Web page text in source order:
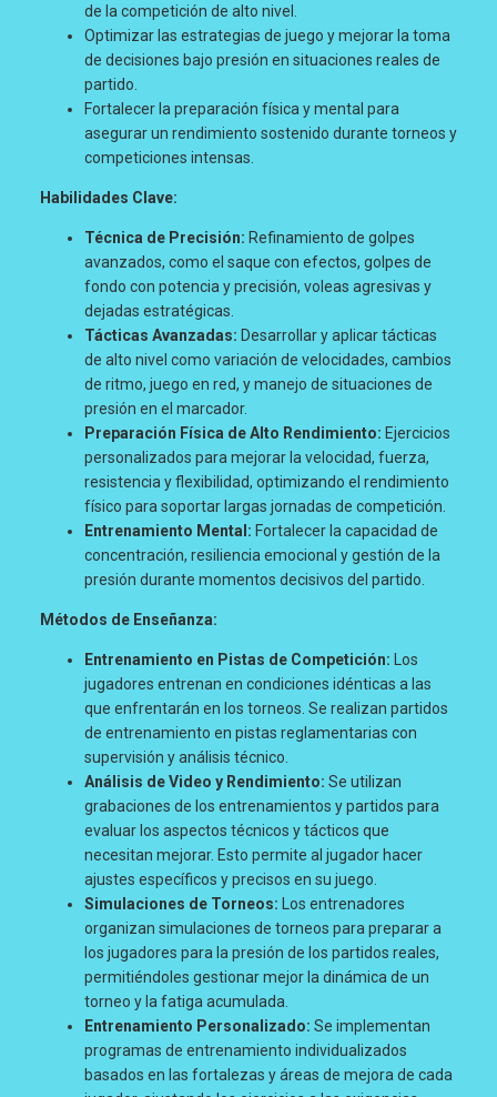
de la competición de alto nivel.
Optimizar las estrategias de juego y mejorar la toma
de decisiones bajo presión en situaciones reales de
partido.
Fortalecer la preparación física y mental para
asegurar un rendimiento sostenido durante torneos y
competiciones intensas.
Habilidades Clave:
Técnica de Precisión: Refinamiento de golpes
avanzados, como el saque con efectos, golpes de
fondo con potencia y precisión, voleas agresivas y
dejadas estratégicas.
Tácticas Avanzadas: Desarrollar y aplicar tácticas
de alto nivel como variación de velocidades, cambios
de ritmo, juego en red, y manejo de situaciones de
presión en el marcador.
Preparación Física de Alto Rendimiento: Ejercicios
personalizados para mejorar la velocidad, fuerza,
resistencia y flexibilidad, optimizando el rendimiento
físico para soportar largas jornadas de competición.
Entrenamiento Mental: Fortalecer la capacidad de
concentración, resiliencia emocional y gestión de la
presión durante momentos decisivos del partido.
Métodos de Enseñanza:
Entrenamiento en Pistas de Competición: Los
jugadores entrenan en condiciones idénticas a las
que enfrentarán en los torneos. Se realizan partidos
de entrenamiento en pistas reglamentarias con
supervisión y análisis técnico.
Análisis de Video y Rendimiento: Se utilizan
grabaciones de los entrenamientos y partidos para
evaluar los aspectos técnicos y tácticos que
necesitan mejorar. Esto permite al jugador hacer
ajustes específicos y precisos en su juego.
Simulaciones de Torneos: Los entrenadores
organizan simulaciones de torneos para preparar a
los jugadores para la presión de los partidos reales,
permitiéndoles gestionar mejor la dinámica de un
torneo y la fatiga acumulada.
Entrenamiento Personalizado: Se implementan
programas de entrenamiento individualizados
basados en las fortalezas y áreas de mejora de cada